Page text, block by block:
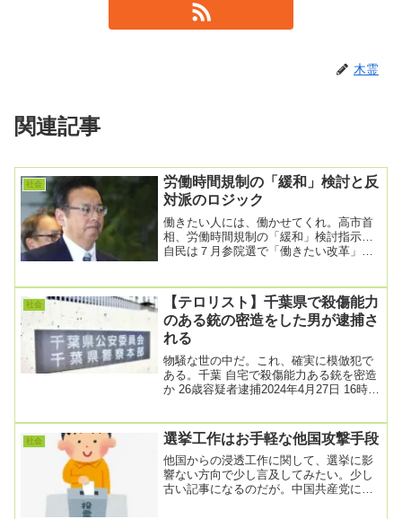
木霊
関連記事
社会
労働時間規制の「緩和」検討と反
対派のロジック
働きたい人には、働かせてくれ。高市首
相、労働時間規制の「緩和」検討指示…
自民は７月参院選で「働きたい改革」推
社会
【テロリスト】千葉県で殺傷能力
のある銃の密造をした男が逮捕さ
れる
物騒な世の中だ。これ、確実に模倣犯で
ある。千葉 自宅で殺傷能力ある銃を密造
か 26歳容疑者逮捕2024年4月27日 16時11
社会 選挙工作はお手軽な他国攻撃手段
他国からの浸透工作に関して、選挙に影
響ない方向で少し言及してみたい。少し
古い記事になるのだが。中国共産党によ